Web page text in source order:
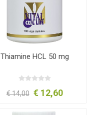
Thiamine HCL 50 mg
€ 14,00 € 12,60